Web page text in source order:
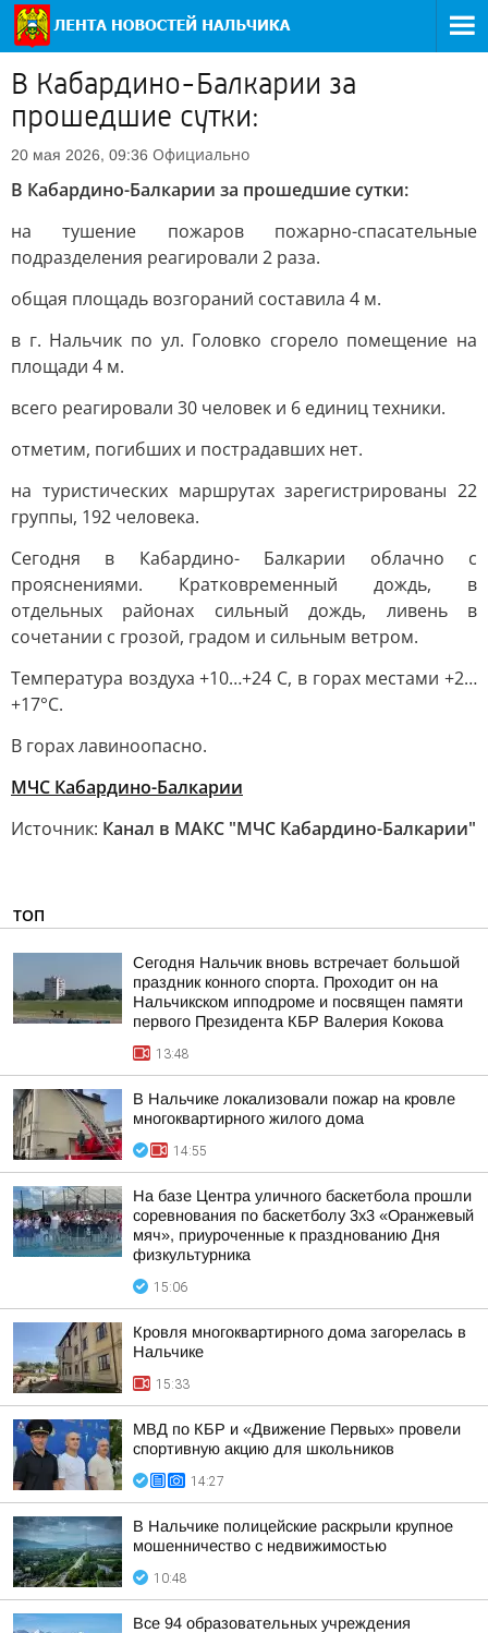
В Кабардино-Балкарии за
прошедшие сутки:
20 мая 2026, 09:36 Официально
В Кабардино-Балкарии за прошедшие сутки:
на тушение пожаров пожарно-спасательные
подразделения реагировали 2 раза.
общая площадь возгораний составила 4 м.
в г. Нальчик по ул. Головко сгорело помещение на
площади 4 м.
всего реагировали 30 человек и 6 единиц техники.
отметим, погибших и пострадавших нет.
на туристических маршрутах зарегистрированы 22
группы, 192 человека.
Сегодня в Кабардино- Балкарии облачно с
прояснениями. Кратковременный дождь, в
отдельных районах сильный дождь, ливень в
сочетании с грозой, градом и сильным ветром.
Температура воздуха +10…+24 С, в горах местами +2…
+17°С.
В горах лавиноопасно.
МЧС Кабардино-Балкарии
Источник: Канал в МАКС "МЧС Кабардино-Балкарии"
ТОП
Сегодня Нальчик вновь встречает большой
праздник конного спорта. Проходит он на
Нальчикском ипподроме и посвящен памяти
первого Президента КБР Валерия Кокова
13:48
В Нальчике локализовали пожар на кровле
многоквартирного жилого дома
14:55
На базе Центра уличного баскетбола прошли
соревнования по баскетболу 3x3 «Оранжевый
мяч», приуроченные к празднованию Дня
физкультурника
15:06
Кровля многоквартирного дома загорелась в
Нальчике
15:33
МВД по КБР и «Движение Первых» провели
спортивную акцию для школьников
14:27
В Нальчике полицейские раскрыли крупное
мошенничество с недвижимостью
10:48
Все 94 образовательных учреждения